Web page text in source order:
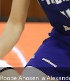
Roope Ahosen ja